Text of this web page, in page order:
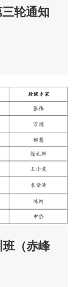
轮通知
（赤峰